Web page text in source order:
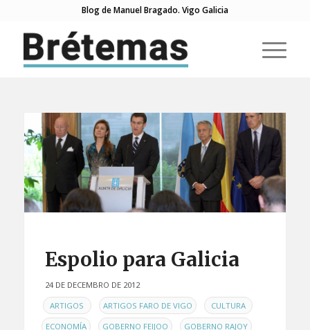
Blog de Manuel Bragado. Vigo Galicia
Espolio para Galicia
24 DE DECEMBRO DE 2012
EN ARTIGOS , ARTIGOS FARO DE VIGO , CULTURA ,
ECONOMÍA , GOBERNO FEIJOO , GOBERNO RAJOY ,